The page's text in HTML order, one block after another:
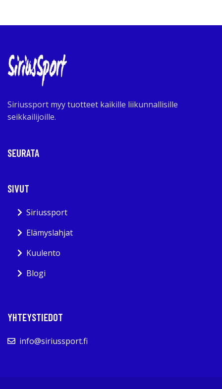
Siriussport myy tuotteet kaikille liikunnallisille
seikkailijoille.
SEURATA
SIVUT
Siriussport
Elämyslahjat
Kuulento
Blogi
YHTEYSTIEDOT
info@siriussport.fi